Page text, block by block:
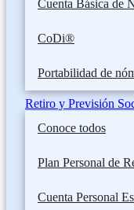
Cuenta Básica de
CoDi®
Portabilidad de
Retiro y Previsión
Conoce todos
Plan Personal de
Cuenta Personal